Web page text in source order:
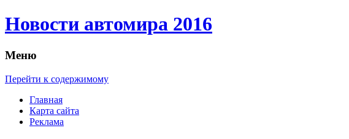
Новости автомира 2016
Меню
Перейти к содержимому
Главная
Карта сайта
Реклама